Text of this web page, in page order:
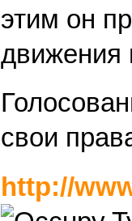
этим он
движения
свои
http://